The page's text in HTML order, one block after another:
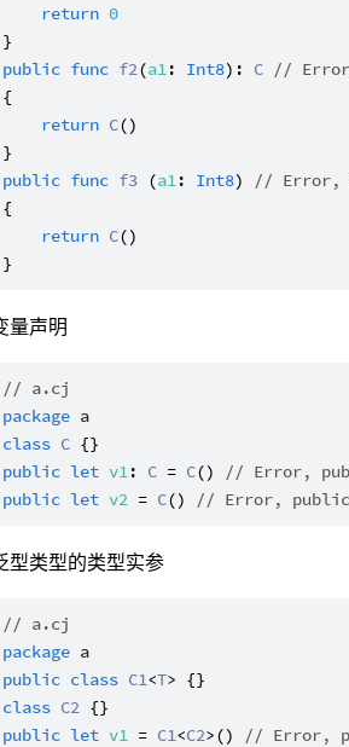
return 0
public func f2(a1: Int8): C //
{
return C()
public func f3 (a1: Int8) // Error,
{
return C()
量声明
// a.cj
package a
class C
public let v1: C = C() // Error,
public let v2 = C() // Error, public
型类型的类型实参
// a.cj
package a
public class C1<T
class C2
public let v1 = C1<C2>() // Error,